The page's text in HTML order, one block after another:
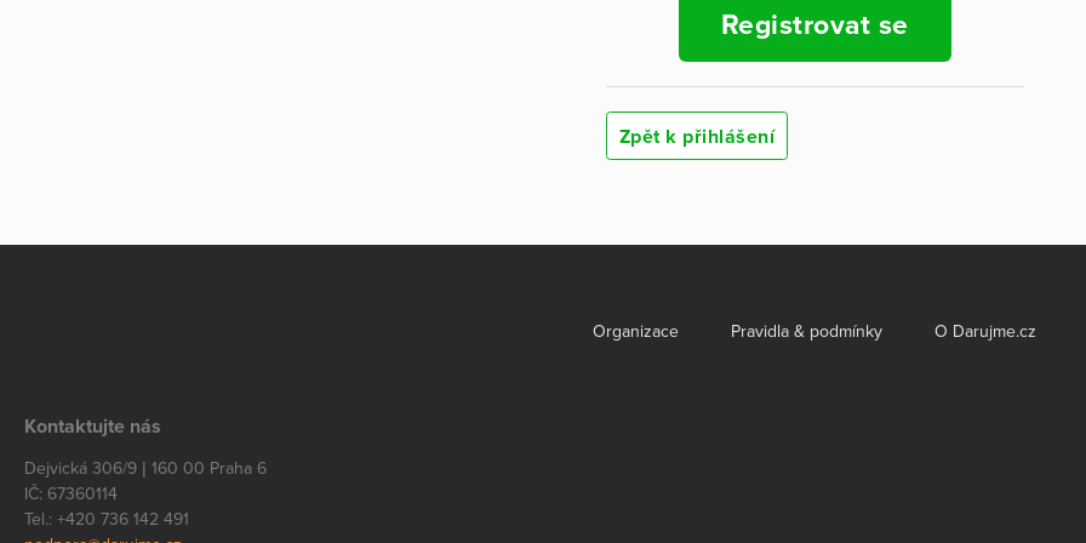
Registrovat se
Zpět k přihlášení
Organizace Pravidla & podmínky O Darujme.cz
Kontaktujte nás
Dejvická 306/9 | 160 00 Praha 6
IČ: 67360114
Tel.: +420 736 142 491